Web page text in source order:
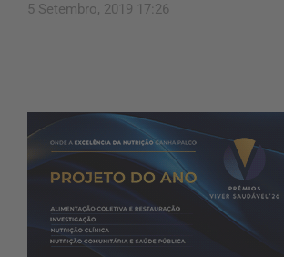
5 Setembro, 2019 17:26